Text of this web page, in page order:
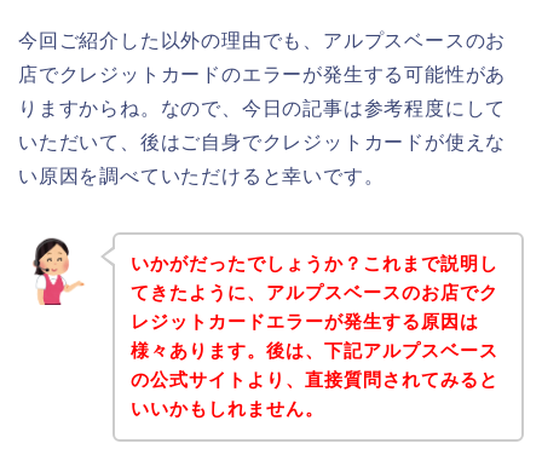
今回ご紹介した以外の理由でも、アルプスベースのお
店でクレジットカードのエラーが発生する可能性があ
りますからね。なので、今日の記事は参考程度にして
いただいて、後はご自身でクレジットカードが使えな
い原因を調べていただけると幸いです。
いかがだったでしょうか？これまで説明し
てきたように、アルプスベースのお店でク
レジットカードエラーが発生する原因は
様々あります。後は、下記アルプスベース
の公式サイトより、直接質問されてみると
いいかもしれません。